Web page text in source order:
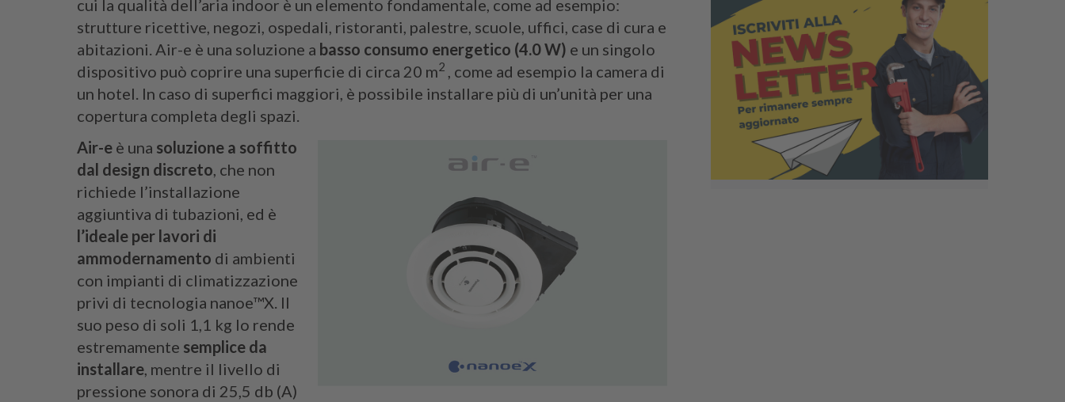
cui la qualità dell’aria indoor è un elemento fondamentale, come ad esempio:
strutture ricettive, negozi, ospedali, ristoranti, palestre, scuole, uffici, case di cura e
abitazioni. Air-e è una soluzione a basso consumo energetico (4.0 W) e un singolo
dispositivo può coprire una superficie di circa 20 m2
, come ad esempio la camera di
un hotel. In caso di superfici maggiori, è possibile installare più di un’unità per una
copertura completa degli spazi.
Air-e è una soluzione a soffitto
dal design discreto , che non
richiede l’installazione
aggiuntiva di tubazioni, ed è
l’ideale per lavori di
ammodernamento di ambienti
con impianti di climatizzazione
privi di tecnologia nanoe™X. Il
suo peso di soli 1,1 kg lo rende
estremamente semplice da
installare , mentre il livello di
pressione sonora di 25,5 db (A)